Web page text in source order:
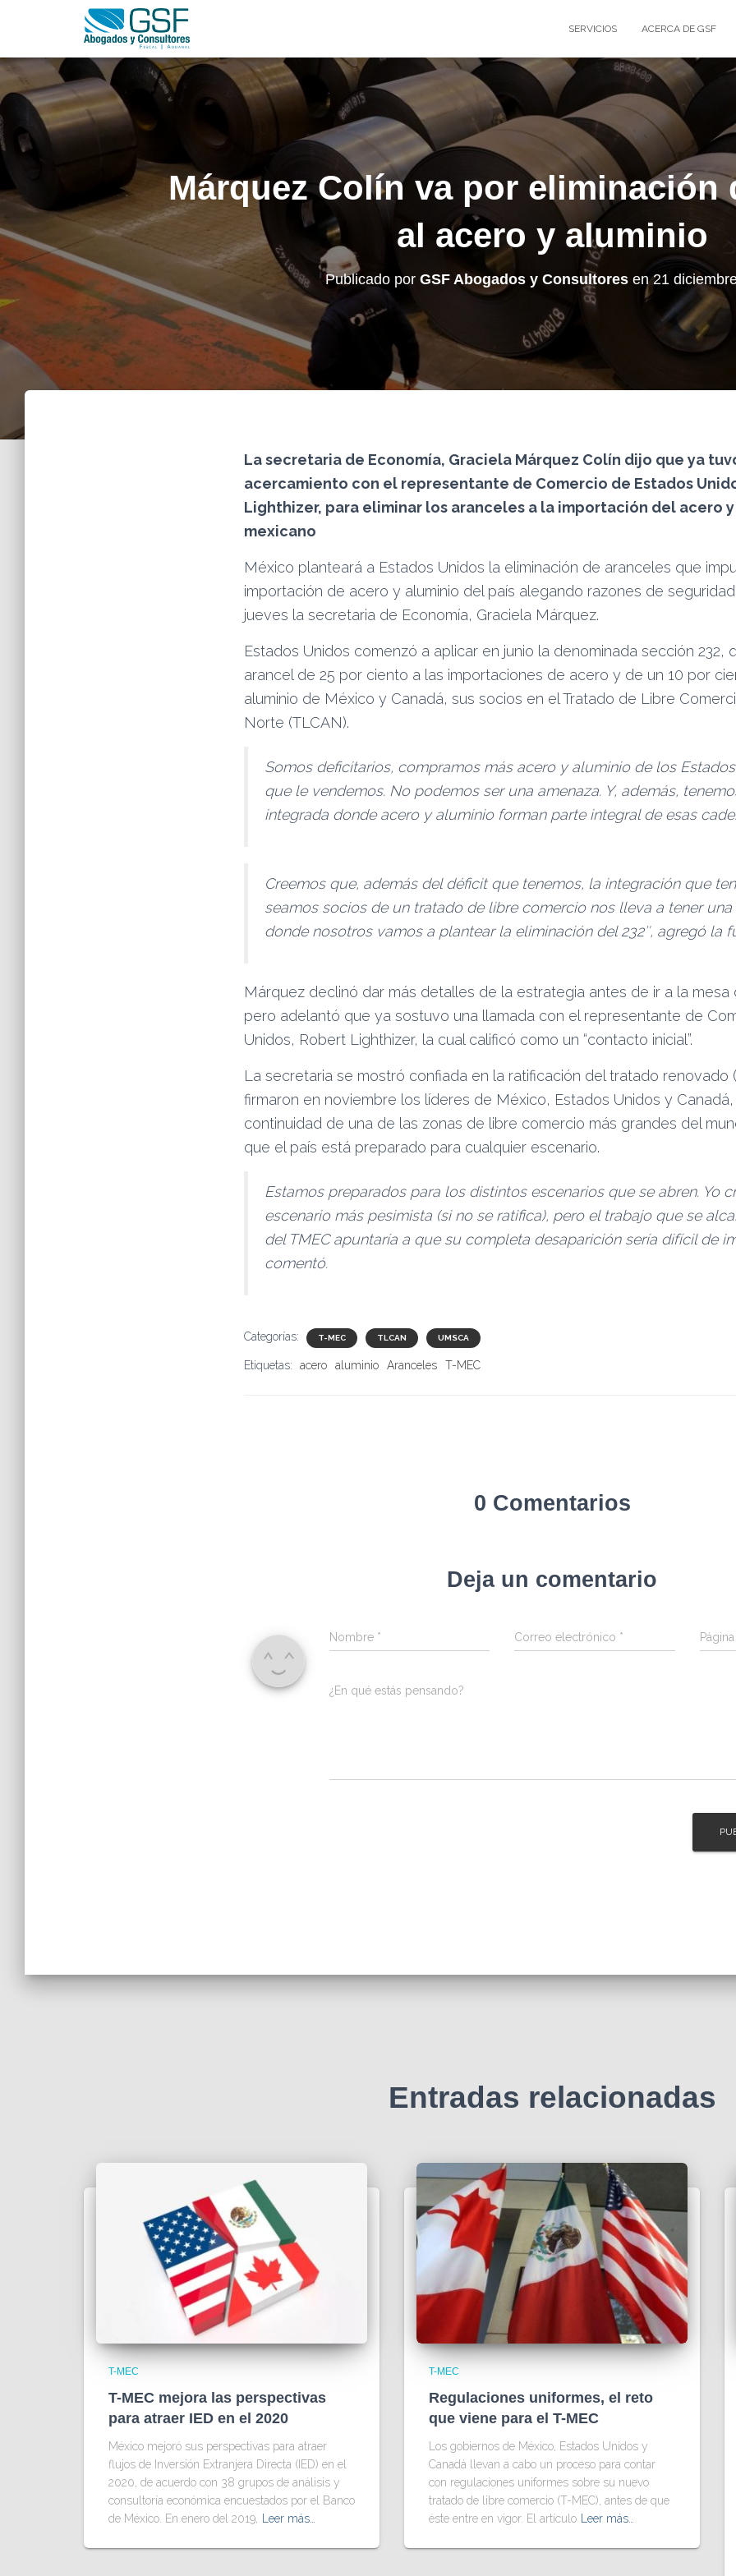
SERVICIOS ACERCA DE GSF
Márquez Colín va por eliminación
al acero y aluminio
Publicado por GSF Abogados y Consultores en21
La secretaria de Economía, Graciela Márquez Colín dijo que ya
acercamiento con el representante de Comercio de Estados
Lighthizer, para eliminar los aranceles a la importación del acero
mexicano
México planteará a Estados Unidos la eliminación de aranceles que
importación de acero y aluminio del país alegando razones de seguridad
jueves la secretaria de Economía, Graciela Márquez.
Estados Unidos comenzó a aplicar en junio la denominada sección 232,
arancel de 25 por ciento a las importaciones de acero y de un 10 por
aluminio de México y Canadá, sus socios en el Tratado de Libre
Norte (TLCAN).
Somos deficitarios, compramos más acero y aluminio de los
que le vendemos. No podemos ser una amenaza. Y, además,
integrada donde acero y aluminio forman parte integral de esas
Creemos que, además del déficit que tenemos, la integración que
seamos socios de un tratado de libre comercio nos lleva a tener una
donde nosotros vamos a plantear la eliminación del 232″, agregó la
Márquez declinó dar más detalles de la estrategia antes de ir a la mesa
pero adelantó que ya sostuvo una llamada con el representante de
Unidos, Robert Lighthizer, la cual calificó como un “contacto inicial”.
La secretaria se mostró confiada en la ratificación del tratado renovado
firmaron en noviembre los líderes de México, Estados Unidos y
continuidad de una de las zonas de libre comercio más grandes del
que el país está preparado para cualquier escenario.
Estamos preparados para los distintos escenarios que se abren. Yo
escenario más pesimista (si no se ratifica), pero el trabajo que se
del TMEC apuntaría a que su completa desaparición sería difícil de
comentó.
Categorías: T-MEC TLCAN UMSCA
Etiquetas: acero aluminio Aranceles T-MEC
0 Comentarios
Deja un comentario
Nombre * Correo electrónico *
¿En qué estás pensando?
Entradas relacionadas
T-MEC
T-MEC mejora las perspectivas
para atraer IED en el 2020
México mejoró sus perspectivas para atraer
flujos de Inversión Extranjera Directa (IED) en el
2020, de acuerdo con 38 grupos de análisis y
consultoría económica encuestados por el Banco
de México. En enero del 2019,
Leer más…
T-MEC
Regulaciones uniformes, el reto
que viene para el T-MEC
Los gobiernos de México, Estados Unidos y
Canadá llevan a cabo un proceso para contar
con regulaciones uniformes sobre su nuevo
tratado de libre comercio (T-MEC), antes de que
éste entre en vigor. El artículo
Leer más…